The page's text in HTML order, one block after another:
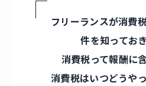
フリーランスが消費
件を知ってお
消費税って報酬に
消費税はいつどうや